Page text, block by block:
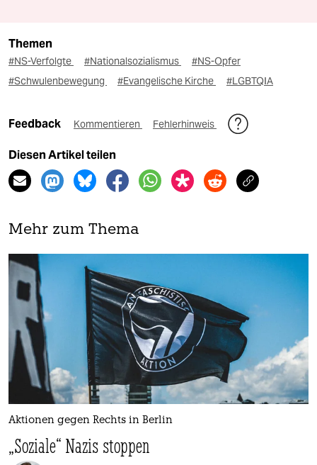
Themen
#NS-Verfolgte #Nationalsozialismus
#NS-Opfer
#Schwulenbewegung
#Evangelische Kirche #LGBTQIA
Feedback Kommentieren Fehlerhinweis
Diesen Artikel teilen
Mehr zum Thema
Aktionen gegen Rechts in Berlin
„Soziale“ Nazis stoppen